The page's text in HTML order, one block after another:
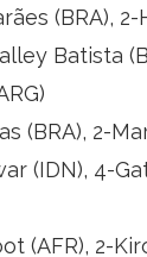
(BRA),
Batista
(BRA), 2-
(IDN), 4-
(AFR), 2-